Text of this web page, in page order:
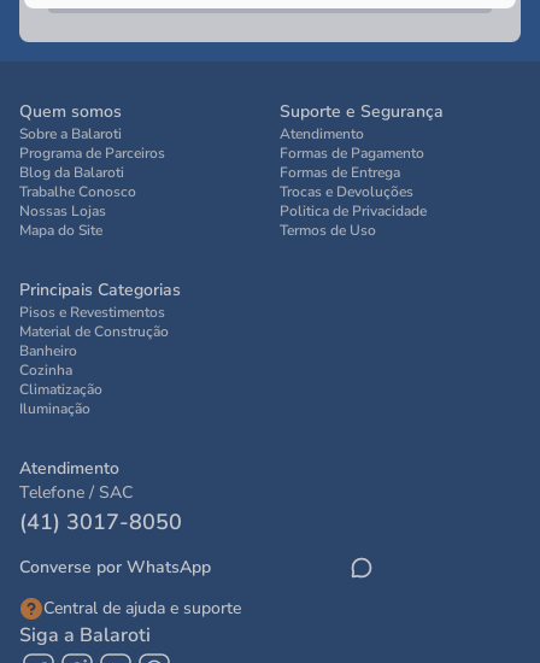
Quem somos
Sobre a Balaroti
Programa de Parceiros
Blog da Balaroti
Trabalhe Conosco
Nossas Lojas
Mapa do Site
Suporte e Segurança
Atendimento
Formas de Pagamento
Formas de Entrega
Trocas e Devoluções
Politica de Privacidade
Termos de Uso
Principais Categorias
Pisos e Revestimentos
Material de Construção
Banheiro
Cozinha
Climatização
Iluminação
Atendimento
Telefone / SAC
(41) 3017-8050
Converse por WhatsApp
Central de ajuda e suporte
Siga a Balaroti